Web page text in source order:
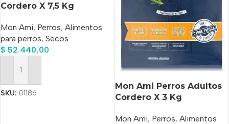
Cordero X 7,5 Kg
Mon Ami, Perros, Alimentos
para perros, Secos
$ 52.440,00
Añadir Al Carrito
SKU: 01186
Mon Ami Perros Adultos
Cordero X 3 Kg
Mon Ami, Perros, Alimentos